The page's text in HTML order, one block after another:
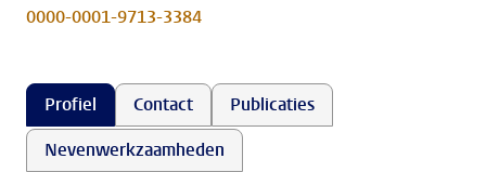
0000-0001-9713-3384
Profiel Contact
Publicaties
Nevenwerkzaamheden